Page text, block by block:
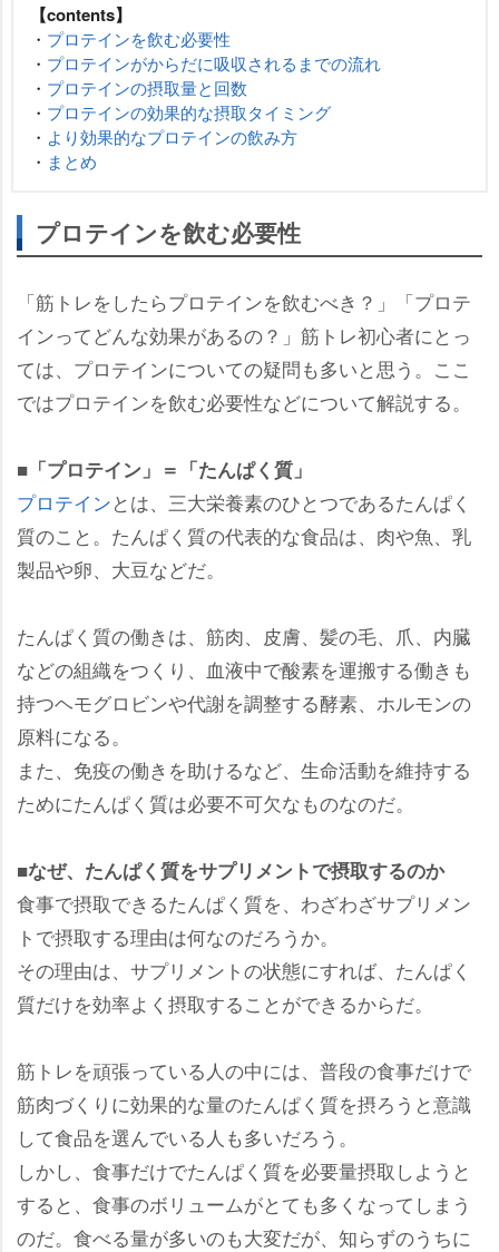
【contents】
・ プロテインを飲む必要性
・ プロテインがからだに吸収されるまでの流れ
・ プロテインの摂取量と回数
・ プロテインの効果的な摂取タイミング
・ より効果的なプロテインの飲み方
・ まとめ
プロテインを飲む必要性
「筋トレをしたらプロテインを飲むべき？」「プロテ
インってどんな効果があるの？」筋トレ初心者にとっ
ては、プロテインについての疑問も多いと思う。ここ
ではプロテインを飲む必要性などについて解説する。
■「プロテイン」＝「たんぱく質」
プロテインとは、三大栄養素のひとつであるたんぱく
質のこと。たんぱく質の代表的な食品は、肉や魚、乳
製品や卵、大豆などだ。
たんぱく質の働きは、筋肉、皮膚、髪の毛、爪、内臓
などの組織をつくり、血液中で酸素を運搬する働きも
持つヘモグロビンや代謝を調整する酵素、ホルモンの
原料になる。
また、免疫の働きを助けるなど、生命活動を維持する
ためにたんぱく質は必要不可欠なものなのだ。
■なぜ、たんぱく質をサプリメントで摂取するのか
食事で摂取できるたんぱく質を、わざわざサプリメン
トで摂取する理由は何なのだろうか。
その理由は、サプリメントの状態にすれば、たんぱく
質だけを効率よく摂取することができるからだ。
筋トレを頑張っている人の中には、普段の食事だけで
筋肉づくりに効果的な量のたんぱく質を摂ろうと意識
して食品を選んでいる人も多いだろう。
しかし、食事だけでたんぱく質を必要量摂取しようと
すると、食事のボリュームがとても多くなってしまう
のだ。食べる量が多いのも大変だが、知らずのうちに